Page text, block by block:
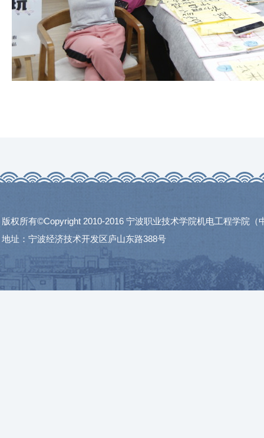
版权所有©Copyright 2010-2016 宁波职业技术学院机电工程学院（
地址：宁波经济技术开发区庐山东路388号